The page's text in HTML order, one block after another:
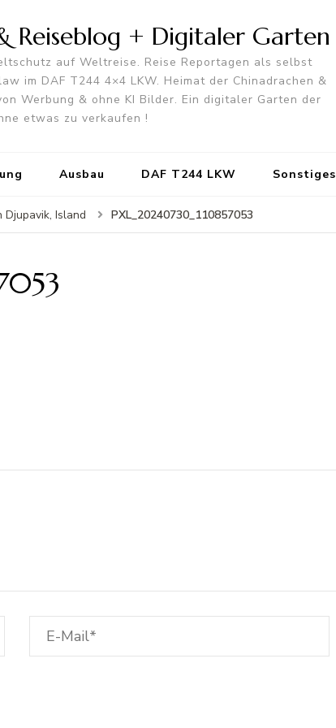
Reiseblog + Digitaler Garten
auf Weltreise. Reise Reportagen als selbst
im DAF T244 4×4 LKW. Heimat der Chinadrachen &
Werbung & ohne KI Bilder. Ein digitaler Garten der
etwas zu verkaufen !
Ausbau DAF T244 LKW Sonstiges
Island PXL_20240730_110857053